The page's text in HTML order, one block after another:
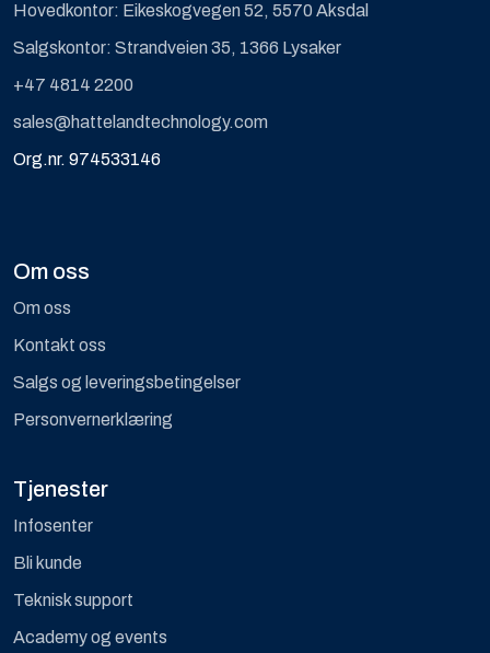
Hovedkontor: Eikeskogvegen 52, 5570 Aksdal
Salgskontor: Strandveien 35, 1366 Lysaker
+47 4814 2200
sales@hattelandtechnology.com
Org.nr. 974533146
Om oss
Om oss
Kontakt oss
Salgs og leveringsbetingelser
Personvernerklæring
Tjenester
Infosenter
Bli kunde
Teknisk support
Academy og events